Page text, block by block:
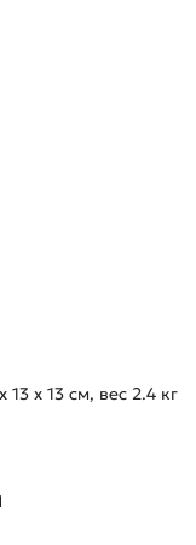
x 13 см, вес 2.4 кг